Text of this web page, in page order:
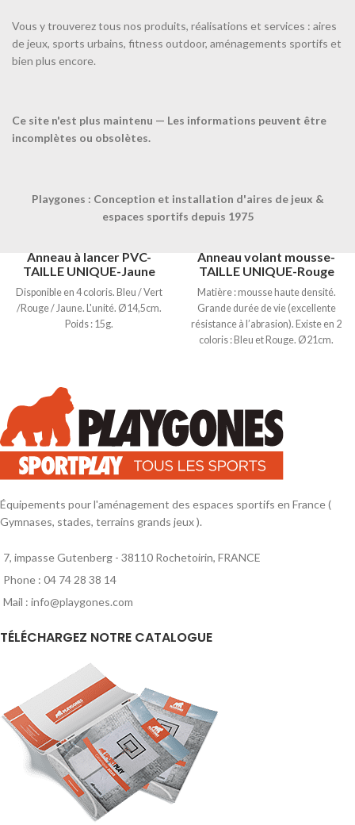
Vous y trouverez tous nos produits, réalisations et services : aires
de jeux, sports urbains, fitness outdoor, aménagements sportifs et
bien plus encore.
Ce site n'est plus maintenu — Les informations peuvent être
incomplètes ou obsolètes.
Playgones : Conception et installation d'aires de jeux &
espaces sportifs depuis 1975
Produits similaires
Anneau à lancer PVC-
TAILLE UNIQUE-Jaune
Disponible en 4 coloris. Bleu / Vert
/Rouge / Jaune. L'unité. Ø14,5cm.
Poids : 15g.
Anneau volant mousse-
TAILLE UNIQUE-Rouge
Matière : mousse haute densité.
Grande durée de vie (excellente
résistance à l’abrasion). Existe en 2
coloris : Bleu et Rouge. Ø21cm.
Équipements pour l'aménagement des espaces sportifs en France (
Gymnases, stades, terrains grands jeux ).
7, impasse Gutenberg - 38110 Rochetoirin, FRANCE
Phone : 04 74 28 38 14
Mail : info@playgones.com
TÉLÉCHARGEZ NOTRE CATALOGUE